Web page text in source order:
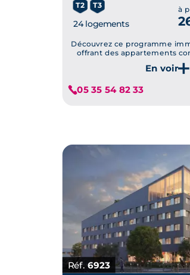
Je découvre ce
T2 T3
24 logements
à
Découvrez ce programme
offrant des appartements
jardins privatifs et balcons,
RE2020.
05 35 54 82 33
Réf. 6923